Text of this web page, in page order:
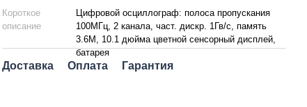
Короткое
описание
Цифровой осциллограф: полоса пропускания
100МГц, 2 канала, част. дискр. 1Гв/с, память
3.6М, 10.1 дюйма цветной сенсорный дисплей,
батарея
Доставка Оплата Гарантия